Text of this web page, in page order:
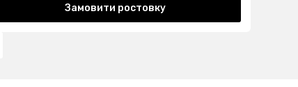
Замовити ростовку